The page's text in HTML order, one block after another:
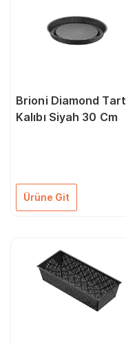
Brioni Diamond Tart
Kalıbı Siyah 30 Cm
Ürüne Git